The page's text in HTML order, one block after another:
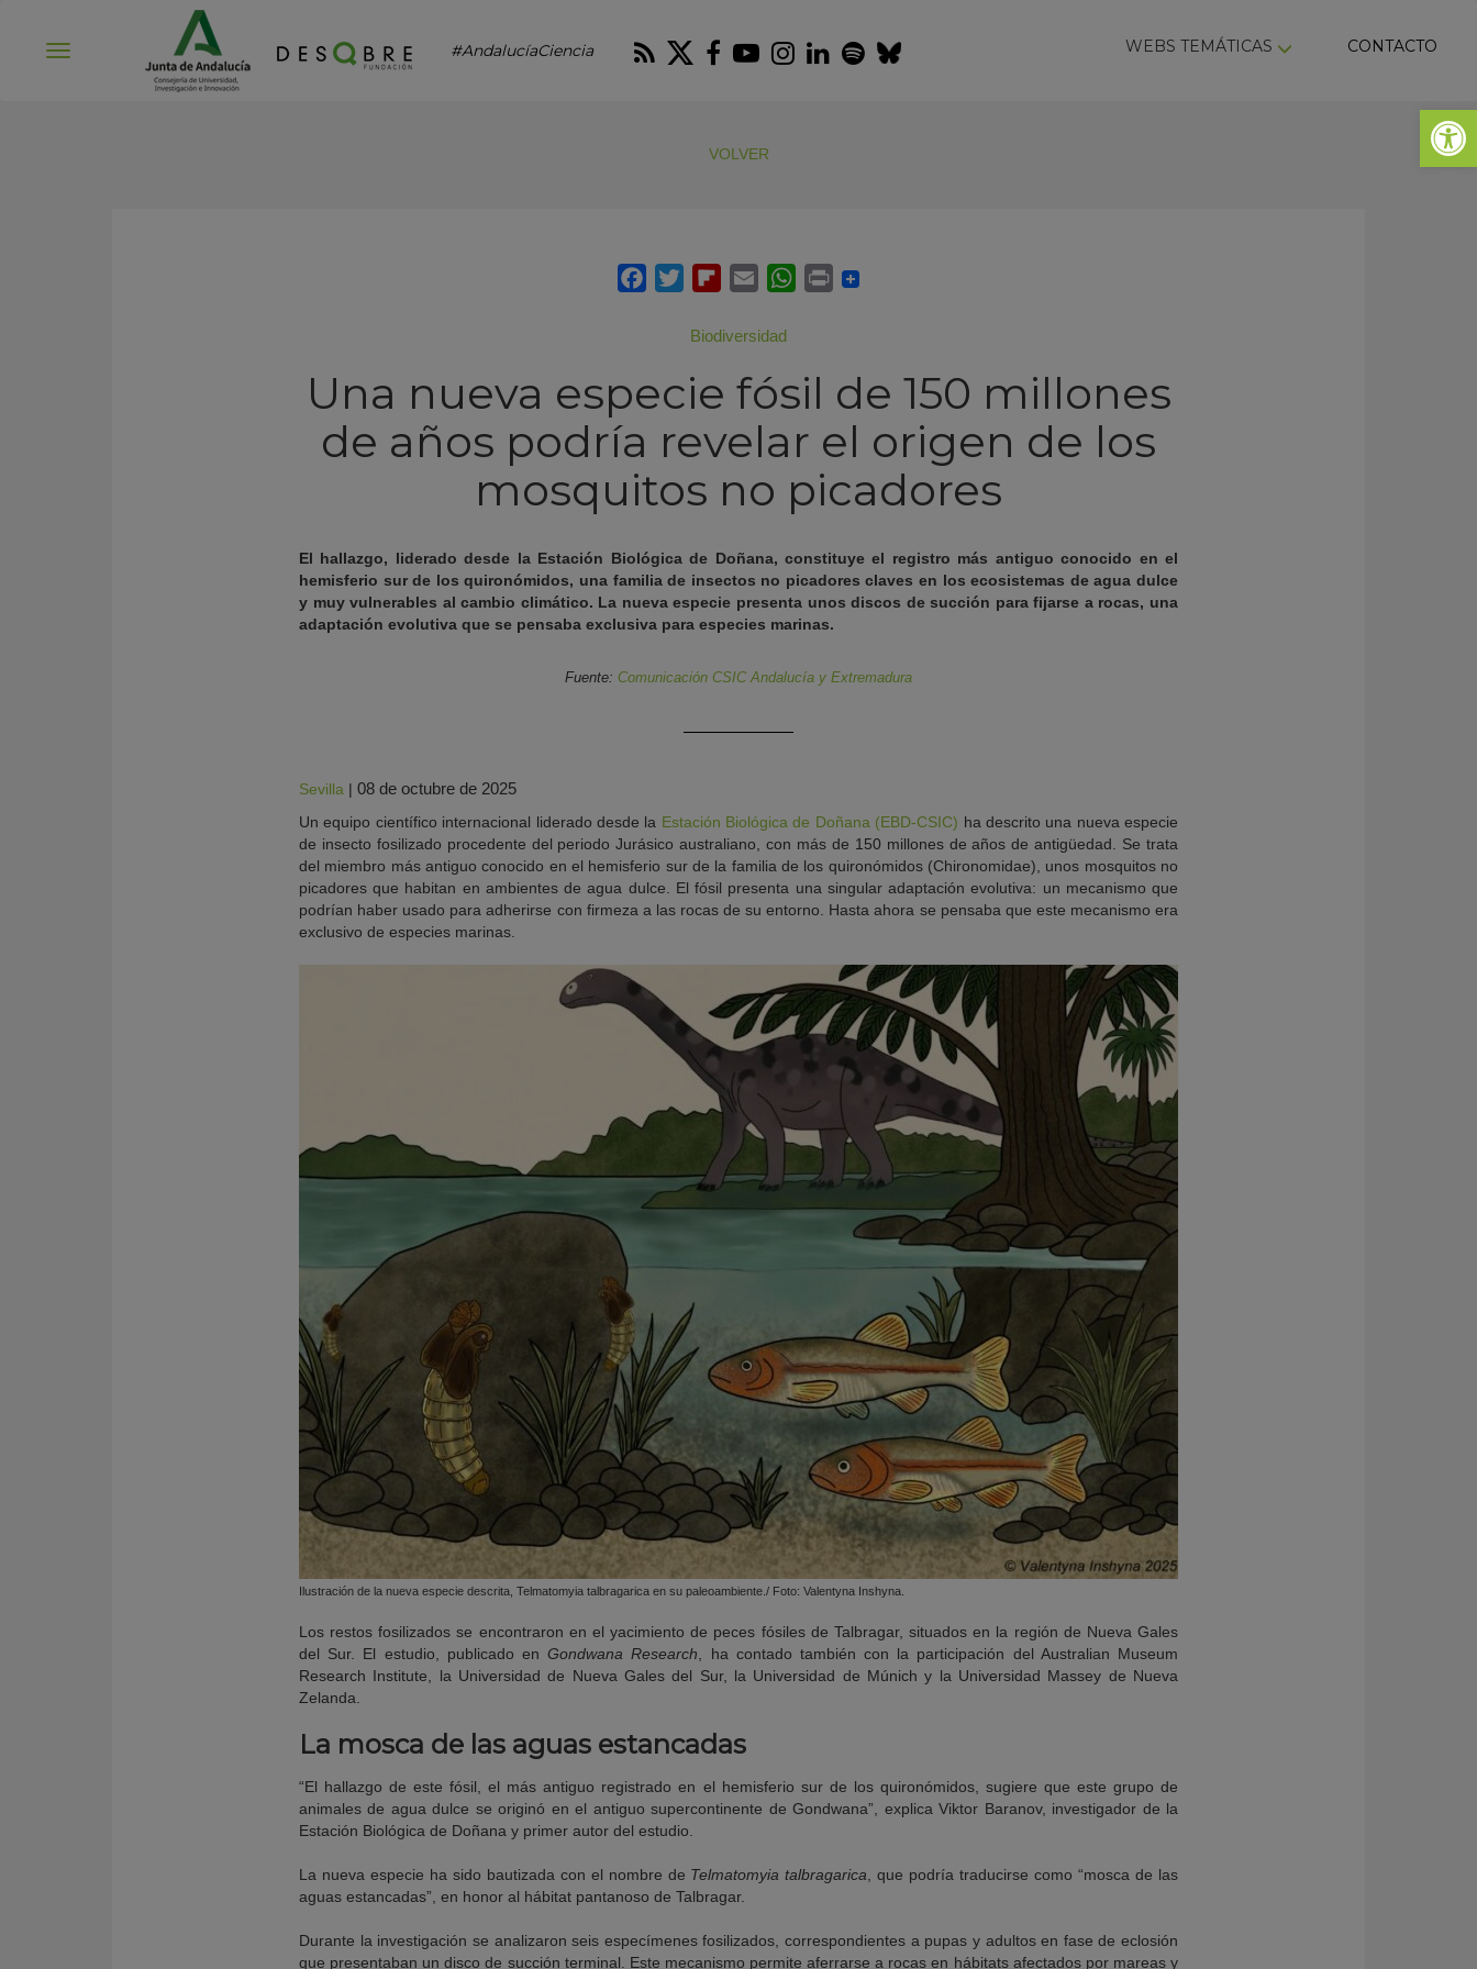
Abrir
#AndalucíaCiencia RSS Twitter
Facebook
Youtube
Instagram
LinkedIn
Spotify
Bluesky WEBS TEMÁTICAS CONTACTO
VOLVER
Biodiversidad
Una nueva especie fósil de 150 millones
de años podría revelar el origen de los
mosquitos no picadores
El hallazgo, liderado desde la Estación Biológica de Doñana, constituye el registro más antiguo conocido en el
hemisferio sur de los quironómidos, una familia de insectos no picadores claves en los ecosistemas de agua dulce
y muy vulnerables al cambio climático. La nueva especie presenta unos discos de succión para fijarse a rocas, una
adaptación evolutiva que se pensaba exclusiva para especies marinas.
Fuente: Comunicación CSIC Andalucía y Extremadura
Sevilla | 08 de octubre de 2025
Un equipo científico internacional liderado desde la Estación Biológica de Doñana (EBD-CSIC) ha descrito una nueva especie
de insecto fosilizado procedente del periodo Jurásico australiano, con más de 150 millones de años de antigüedad. Se trata
del miembro más antiguo conocido en el hemisferio sur de la familia de los quironómidos (Chironomidae), unos mosquitos no
picadores que habitan en ambientes de agua dulce. El fósil presenta una singular adaptación evolutiva: un mecanismo que
podrían haber usado para adherirse con firmeza a las rocas de su entorno. Hasta ahora se pensaba que este mecanismo era
exclusivo de especies marinas.
Ilustración de la nueva especie descrita, Telmatomyia talbragarica en su paleoambiente./ Foto: Valentyna Inshyna.
Los restos fosilizados se encontraron en el yacimiento de peces fósiles de Talbragar, situados en la región de Nueva Gales
del Sur. El estudio, publicado enGondwana Research , ha contado también con la participación del Australian Museum
Research Institute, la Universidad de Nueva Gales del Sur, la Universidad de Múnich y la Universidad Massey de Nueva
Zelanda.
La mosca de las aguas estancadas
“El hallazgo de este fósil, el más antiguo registrado en el hemisferio sur de los quironómidos, sugiere que este grupo de
animales de agua dulce se originó en el antiguo supercontinente de Gondwana”, explica Viktor Baranov, investigador de la
Estación Biológica de Doñana y primer autor del estudio.
La nueva especie ha sido bautizada con el nombre de Telmatomyia talbragarica , que podría traducirse como “mosca de las
aguas estancadas”, en honor al hábitat pantanoso de Talbragar.
Durante la investigación se analizaron seis especímenes fosilizados, correspondientes a pupas y adultos en fase de eclosión
que presentaban un disco de succión terminal. Este mecanismo permite aferrarse a rocas en hábitats afectados por mareas y